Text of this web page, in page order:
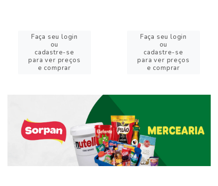
Faça seu login
ou
cadastre-se
para ver preços
e comprar
Faça seu login
ou
cadastre-se
para ver preços
e comprar